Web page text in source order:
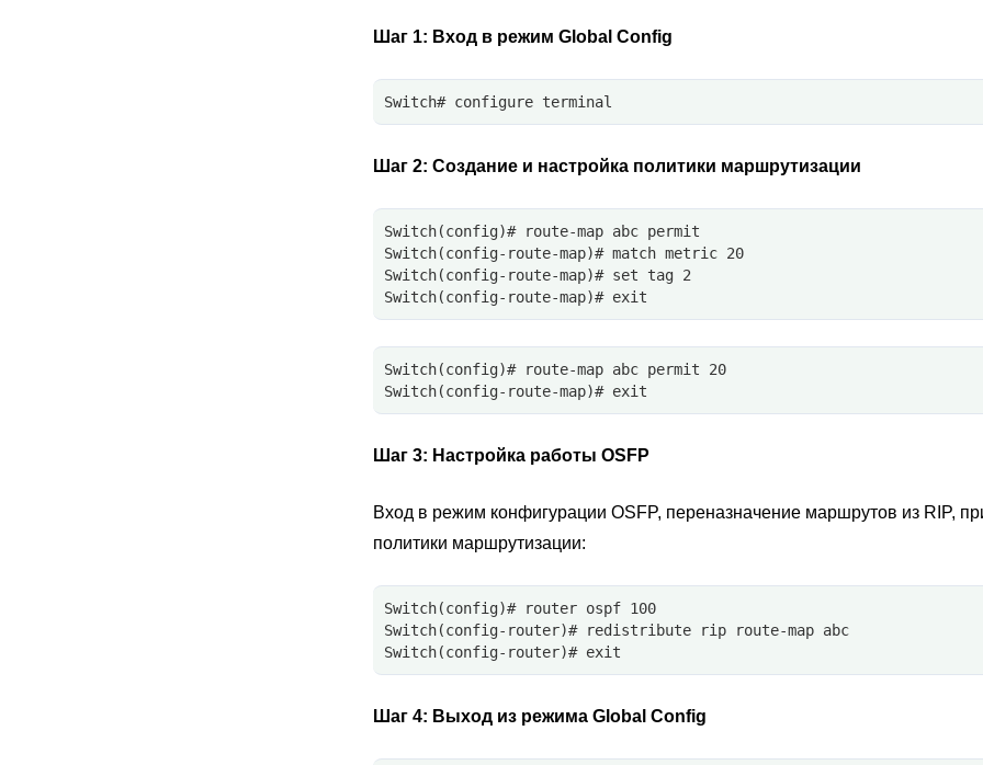
Шаг 1: Вход в режим Global Config
Switch# configure terminal
Шаг 2: Создание и настройка политики маршрутизации
Switch(config)# route-map abc permit
Switch(config-route-map)# match metric 20
Switch(config-route-map)# set tag 2
Switch(config-route-map)# exit
Switch(config)# route-map abc permit 20
Switch(config-route-map)# exit
Шаг 3: Настройка работы OSFP
Вход в режим конфигурации OSFP, переназначение маршрутов из RIP,
политики маршрутизации:
Switch(config)# router ospf 100
Switch(config-router)# redistribute rip route-map abc
Switch(config-router)# exit
Шаг 4: Выход из режима Global Config